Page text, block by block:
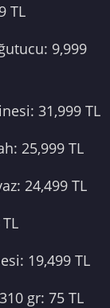
TL
9,999
31,999 TL
25,999 TL
24,499 TL
19,499 TL
gr: 75 TL